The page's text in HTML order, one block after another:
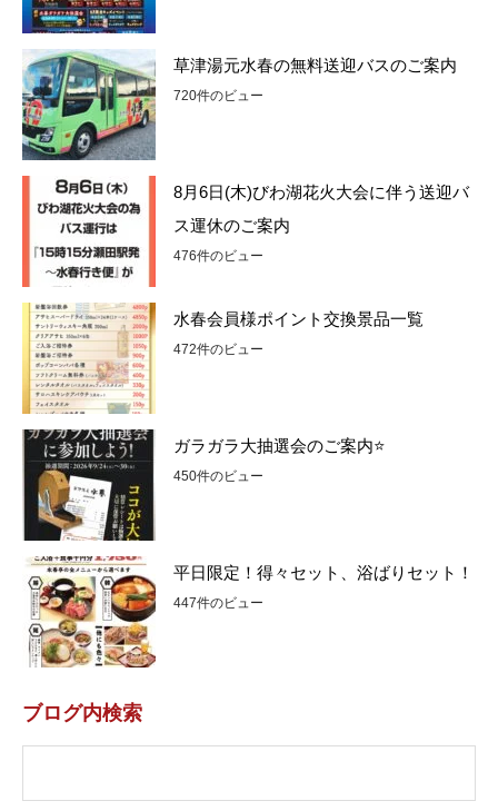
草津湯元水春の無料送迎バスのご案内
720件のビュー
8月6日(木)びわ湖花火大会に伴う送迎バ
ス運休のご案内
476件のビュー
水春会員様ポイント交換景品一覧
472件のビュー
ガラガラ大抽選会のご案内⭐
450件のビュー
平日限定！得々セット、浴ばりセット！
447件のビュー
ブログ内検索